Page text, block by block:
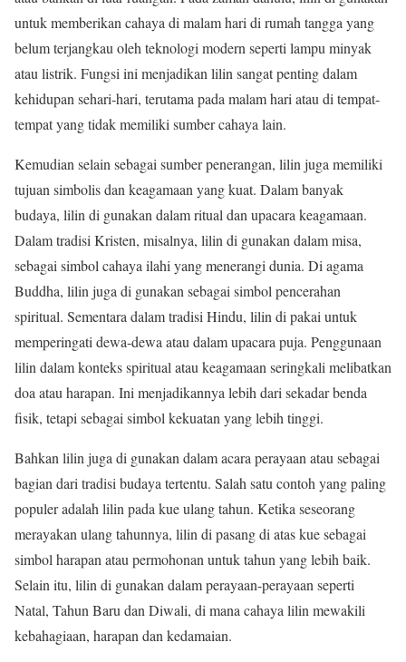
untuk memberikan cahaya di malam hari di rumah tangga yang
belum terjangkau oleh teknologi modern seperti lampu minyak
atau listrik. Fungsi ini menjadikan lilin sangat penting dalam
kehidupan sehari-hari, terutama pada malam hari atau di tempat-
tempat yang tidak memiliki sumber cahaya lain.
Kemudian selain sebagai sumber penerangan, lilin juga memiliki
tujuan simbolis dan keagamaan yang kuat. Dalam banyak
budaya, lilin di gunakan dalam ritual dan upacara keagamaan.
Dalam tradisi Kristen, misalnya, lilin di gunakan dalam misa,
sebagai simbol cahaya ilahi yang menerangi dunia. Di agama
Buddha, lilin juga di gunakan sebagai simbol pencerahan
spiritual. Sementara dalam tradisi Hindu, lilin di pakai untuk
memperingati dewa-dewa atau dalam upacara puja. Penggunaan
lilin dalam konteks spiritual atau keagamaan seringkali melibatkan
doa atau harapan. Ini menjadikannya lebih dari sekadar benda
fisik, tetapi sebagai simbol kekuatan yang lebih tinggi.
Bahkan lilin juga di gunakan dalam acara perayaan atau sebagai
bagian dari tradisi budaya tertentu. Salah satu contoh yang paling
populer adalah lilin pada kue ulang tahun. Ketika seseorang
merayakan ulang tahunnya, lilin di pasang di atas kue sebagai
simbol harapan atau permohonan untuk tahun yang lebih baik.
Selain itu, lilin di gunakan dalam perayaan-perayaan seperti
Natal, Tahun Baru dan Diwali, di mana cahaya lilin mewakili
kebahagiaan, harapan dan kedamaian.